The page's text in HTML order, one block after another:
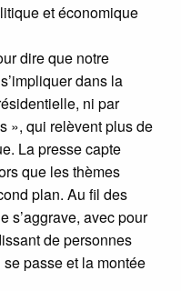
et économique
dire que notre
dans la
ni par
», qui relèvent plus de
La presse capte
que les thèmes
plan. Au fil des
s’aggrave, avec pour
de personnes
passe et la montée